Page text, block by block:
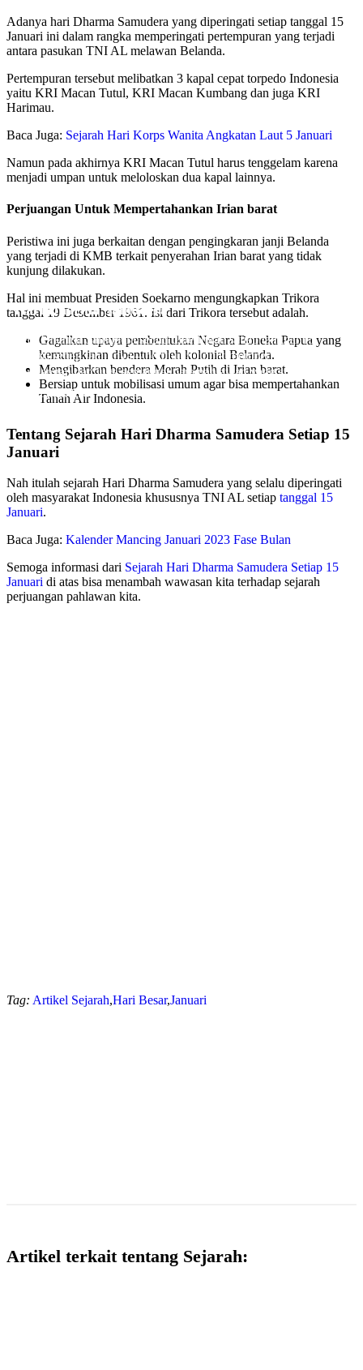
Adanya hari Dharma Samudera yang diperingati setiap tanggal 15
Januari ini dalam rangka memperingati pertempuran yang terjadi
antara pasukan TNI AL melawan Belanda.
Pertempuran tersebut melibatkan 3 kapal cepat torpedo Indonesia
yaitu KRI Macan Tutul, KRI Macan Kumbang dan juga KRI
Harimau.
Baca Juga: Sejarah Hari Korps Wanita Angkatan Laut 5 Januari
Namun pada akhirnya KRI Macan Tutul harus tenggelam karena
menjadi umpan untuk meloloskan dua kapal lainnya.
Perjuangan Untuk Mempertahankan Irian barat
Peristiwa ini juga berkaitan dengan pengingkaran janji Belanda
yang terjadi di KMB terkait penyerahan Irian barat yang tidak
kunjung dilakukan.
Hal ini membuat Presiden Soekarno mengungkapkan Trikora
tanggal 19 Desember 1961. Isi dari Trikora tersebut adalah.
Gagalkan upaya pembentukan Negara Boneka Papua yang
kemungkinan dibentuk oleh kolonial Belanda.
Mengibarkan bendera Merah Putih di Irian barat.
Bersiap untuk mobilisasi umum agar bisa mempertahankan
Tanah Air Indonesia.
Hari Dharma Samudera
Hari Dharma Samudera selalu diperingati setiap tanggal 15
januari setiap tahunnya – bertujuan untuk memperingati
perjuangan dan juga semangat para pahlawan yang sudah gugur
pada pertempuran yang terja
Oleh Endik Eko
Tentang Sejarah Hari Dharma Samudera Setiap 15
Januari
Nah itulah sejarah Hari Dharma Samudera yang selalu diperingati
oleh masyarakat Indonesia khususnya TNI AL setiap tanggal 15
Januari.
Baca Juga: Kalender Mancing Januari 2023 Fase Bulan
Semoga informasi dari Sejarah Hari Dharma Samudera Setiap 15
Januari di atas bisa menambah wawasan kita terhadap sejarah
perjuangan pahlawan kita.
Tag: Artikel Sejarah,Hari Besar,Januari
Artikel terkait tentang Sejarah: